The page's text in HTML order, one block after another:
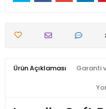
Ürün Açıklaması Garanti